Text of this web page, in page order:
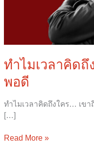
ทำไมเวลาคิด
พอดี
ทำไมเวลาคิดถึงใคร… เข
[…]
Read More »